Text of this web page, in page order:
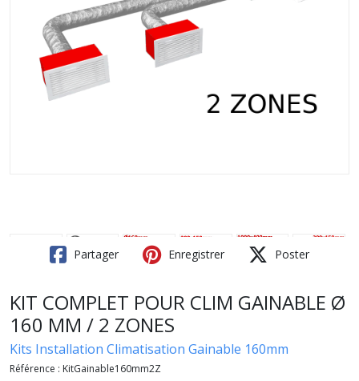
Partager Enregistrer Poster
KIT COMPLET POUR CLIM GAINABLE Ø
160 MM / 2 ZONES
Kits Installation Climatisation Gainable 160mm
Référence : KitGainable160mm2Z